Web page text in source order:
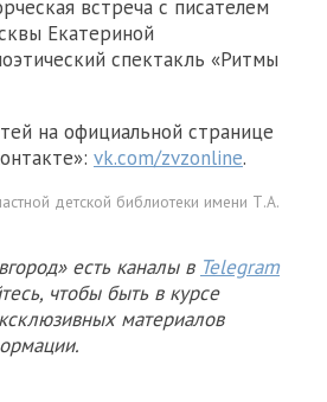
встреча с писателем
Екатериной
спектакль «Ритмы
на официальной странице
vk.com/zvzonline.
детской библиотеки имени Т.А.
есть каналы в Telegram
чтобы быть в курсе
материалов